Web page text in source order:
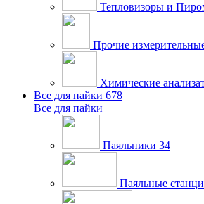
Тепловизоры и
Прочие
Химические
Все для пайки 678
Все для пайки
Паяльники 34
Паяльные